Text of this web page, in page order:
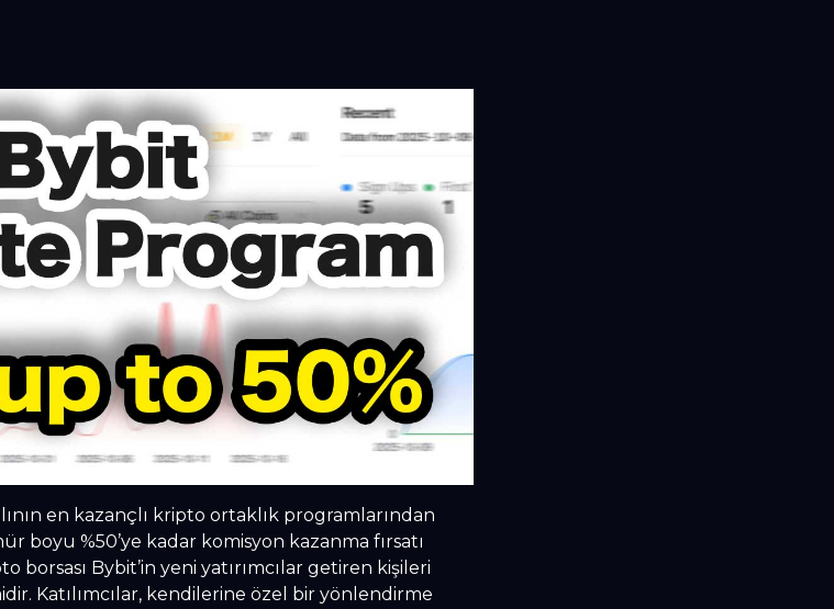
en kazançlı kripto ortaklık programlarından
boyu %50’ye kadar komisyon kazanma fırsatı
Bybit’in yeni yatırımcılar getiren kişileri
Katılımcılar, kendilerine özel bir yönlendirme